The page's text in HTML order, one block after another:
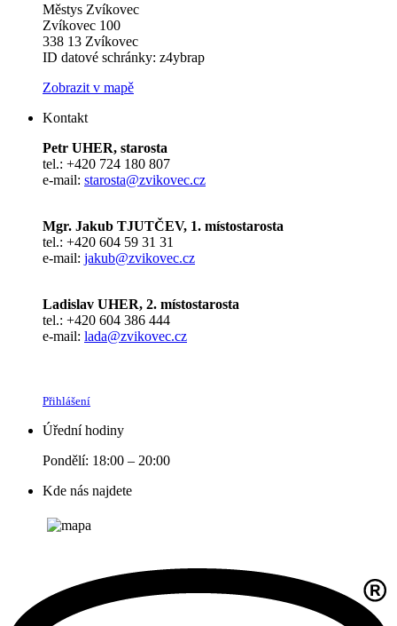
Městys Zvíkovec
Zvíkovec 100
338 13 Zvíkovec
ID datové schránky: z4ybrap
Zobrazit v mapě
Kontakt
Petr UHER, starosta
tel.: +420 724 180 807
e-mail: starosta@zvikovec.cz
Mgr. Jakub TJUTČEV, 1. místostarosta
tel.: +420 604 59 31 31
e-mail: jakub@zvikovec.cz
Ladislav UHER, 2. místostarosta
tel.: +420 604 386 444
e-mail: lada@zvikovec.cz
Přihlášení
Úřední hodiny
Pondělí: 18:00 – 20:00
Kde nás najdete